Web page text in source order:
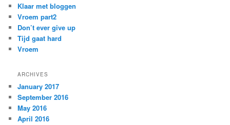
Klaar met bloggen
Vroem part2
Don’t ever give up
Tijd gaat hard
Vroem
ARCHIVES
January 2017
September 2016
May 2016
April 2016